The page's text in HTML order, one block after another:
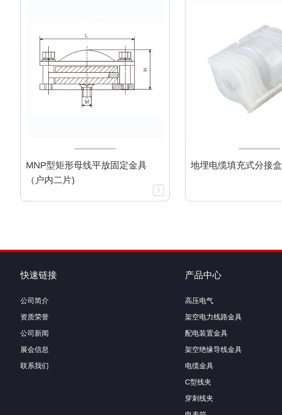
MNP型矩形母线平放固定金具
（户内二片)
地埋电缆填充式分接盒
快速链接
公司简介
资质荣誉
公司新闻
展会信息
联系我们
产品中心
高压电气
架空电力线路金具
配电装置金具
架空绝缘导线金具
电缆金具
C型线夹
穿刺线夹